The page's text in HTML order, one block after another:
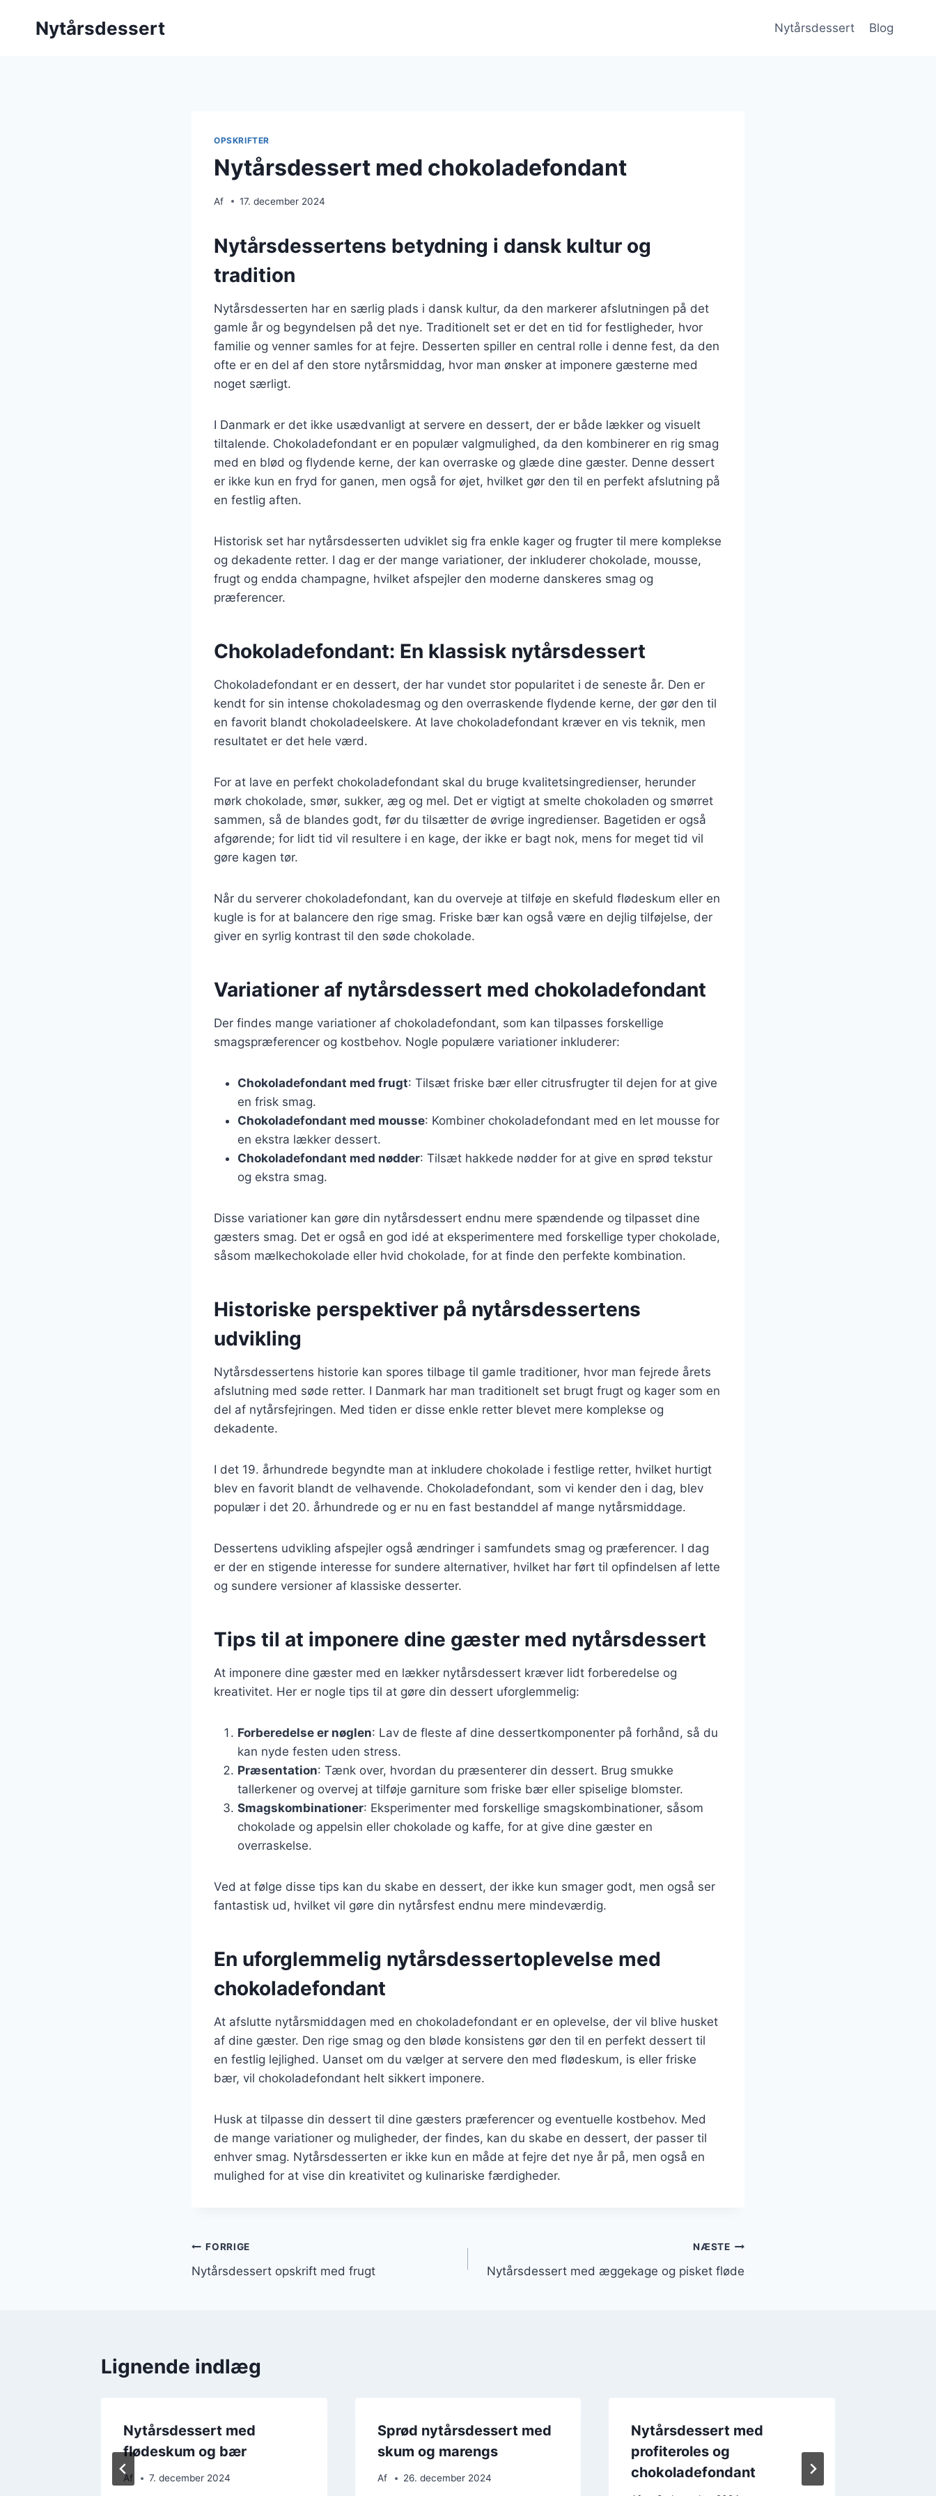
Nytårsdessert Nytårsdessert Blog
OPSKRIFTER
Nytårsdessert med chokoladefondant
Af 17. december 2024
Nytårsdessertens betydning i dansk kultur og
tradition
Nytårsdesserten har en særlig plads i dansk kultur, da den markerer afslutningen på det
gamle år og begyndelsen på det nye. Traditionelt set er det en tid for festligheder, hvor
familie og venner samles for at fejre. Desserten spiller en central rolle i denne fest, da den
ofte er en del af den store nytårsmiddag, hvor man ønsker at imponere gæsterne med
noget særligt.
I Danmark er det ikke usædvanligt at servere en dessert, der er både lækker og visuelt
tiltalende. Chokoladefondant er en populær valgmulighed, da den kombinerer en rig smag
med en blød og flydende kerne, der kan overraske og glæde dine gæster. Denne dessert
er ikke kun en fryd for ganen, men også for øjet, hvilket gør den til en perfekt afslutning på
en festlig aften.
Historisk set har nytårsdesserten udviklet sig fra enkle kager og frugter til mere komplekse
og dekadente retter. I dag er der mange variationer, der inkluderer chokolade, mousse,
frugt og endda champagne, hvilket afspejler den moderne danskeres smag og
præferencer.
Chokoladefondant: En klassisk nytårsdessert
Chokoladefondant er en dessert, der har vundet stor popularitet i de seneste år. Den er
kendt for sin intense chokoladesmag og den overraskende flydende kerne, der gør den til
en favorit blandt chokoladeelskere. At lave chokoladefondant kræver en vis teknik, men
resultatet er det hele værd.
For at lave en perfekt chokoladefondant skal du bruge kvalitetsingredienser, herunder
mørk chokolade, smør, sukker, æg og mel. Det er vigtigt at smelte chokoladen og smørret
sammen, så de blandes godt, før du tilsætter de øvrige ingredienser. Bagetiden er også
afgørende; for lidt tid vil resultere i en kage, der ikke er bagt nok, mens for meget tid vil
gøre kagen tør.
Når du serverer chokoladefondant, kan du overveje at tilføje en skefuld flødeskum eller en
kugle is for at balancere den rige smag. Friske bær kan også være en dejlig tilføjelse, der
giver en syrlig kontrast til den søde chokolade.
Variationer af nytårsdessert med chokoladefondant
Der findes mange variationer af chokoladefondant, som kan tilpasses forskellige
smagspræferencer og kostbehov. Nogle populære variationer inkluderer:
Chokoladefondant med frugt: Tilsæt friske bær eller citrusfrugter til dejen for at give
en frisk smag.
Chokoladefondant med mousse: Kombiner chokoladefondant med en let mousse for
en ekstra lækker dessert.
Chokoladefondant med nødder: Tilsæt hakkede nødder for at give en sprød tekstur
og ekstra smag.
Disse variationer kan gøre din nytårsdessert endnu mere spændende og tilpasset dine
gæsters smag. Det er også en god idé at eksperimentere med forskellige typer chokolade,
såsom mælkechokolade eller hvid chokolade, for at finde den perfekte kombination.
Historiske perspektiver på nytårsdessertens
udvikling
Nytårsdessertens historie kan spores tilbage til gamle traditioner, hvor man fejrede årets
afslutning med søde retter. I Danmark har man traditionelt set brugt frugt og kager som en
del af nytårsfejringen. Med tiden er disse enkle retter blevet mere komplekse og
dekadente.
I det 19. århundrede begyndte man at inkludere chokolade i festlige retter, hvilket hurtigt
blev en favorit blandt de velhavende. Chokoladefondant, som vi kender den i dag, blev
populær i det 20. århundrede og er nu en fast bestanddel af mange nytårsmiddage.
Dessertens udvikling afspejler også ændringer i samfundets smag og præferencer. I dag
er der en stigende interesse for sundere alternativer, hvilket har ført til opfindelsen af lette
og sundere versioner af klassiske desserter.
Tips til at imponere dine gæster med nytårsdessert
At imponere dine gæster med en lækker nytårsdessert kræver lidt forberedelse og
kreativitet. Her er nogle tips til at gøre din dessert uforglemmelig:
Forberedelse er nøglen: Lav de fleste af dine dessertkomponenter på forhånd, så du
kan nyde festen uden stress.
Præsentation: Tænk over, hvordan du præsenterer din dessert. Brug smukke
tallerkener og overvej at tilføje garniture som friske bær eller spiselige blomster.
Smagskombinationer: Eksperimenter med forskellige smagskombinationer, såsom
chokolade og appelsin eller chokolade og kaffe, for at give dine gæster en
overraskelse.
Ved at følge disse tips kan du skabe en dessert, der ikke kun smager godt, men også ser
fantastisk ud, hvilket vil gøre din nytårsfest endnu mere mindeværdig.
En uforglemmelig nytårsdessertoplevelse med
chokoladefondant
At afslutte nytårsmiddagen med en chokoladefondant er en oplevelse, der vil blive husket
af dine gæster. Den rige smag og den bløde konsistens gør den til en perfekt dessert til
en festlig lejlighed. Uanset om du vælger at servere den med flødeskum, is eller friske
bær, vil chokoladefondant helt sikkert imponere.
Husk at tilpasse din dessert til dine gæsters præferencer og eventuelle kostbehov. Med
de mange variationer og muligheder, der findes, kan du skabe en dessert, der passer til
enhver smag. Nytårsdesserten er ikke kun en måde at fejre det nye år på, men også en
mulighed for at vise din kreativitet og kulinariske færdigheder.
Indlægsnavigation
FORRIGE
Nytårsdessert opskrift med frugt
NÆSTE
Nytårsdessert med æggekage og pisket fløde
Lignende indlæg
Nytårsdessert med
flødeskum og bær
Af 7. december 2024
Sprød nytårsdessert med
skum og marengs
Af 26. december 2024
Nytårsdessert med
profiteroles og
chokoladefondant